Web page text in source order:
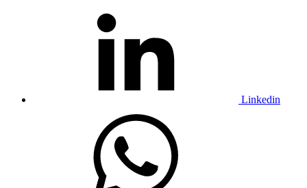
Linkedin